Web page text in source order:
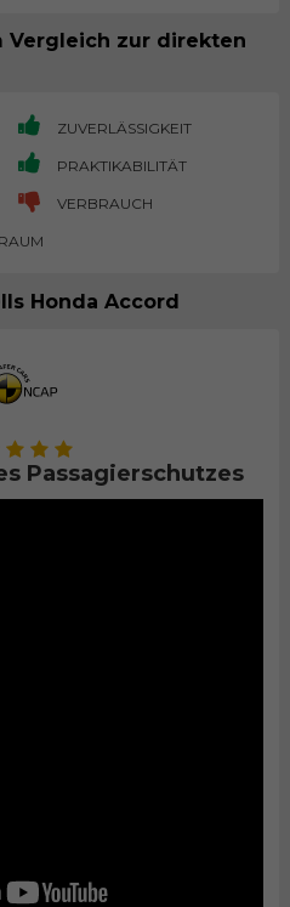
Vergleich zur direkten
ZUVERLÄSSIGKEIT
PRAKTIKABILITÄT
VERBRAUCH
Honda Accord
Passagierschutzes